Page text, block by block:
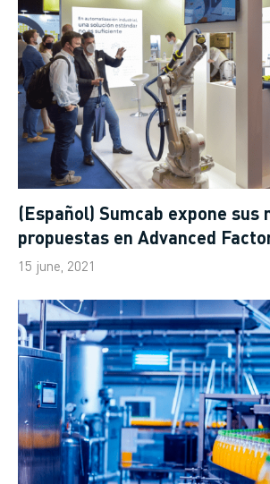
(Español) Sumcab expone sus
propuestas en Advanced
15 june, 2021